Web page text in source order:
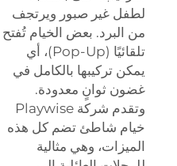
لطفل غير صبور ويرتجف
من البرد. بعض الخيام تُفتح
تلقائيًا (Pop-Up)، أي
يمكن تركيبها بالكامل في
غضون ثوانٍ معدودة.
وتقدم شركة Playwise
خيام شاطئ تضم كل هذه
الميزات، وهي مثالية